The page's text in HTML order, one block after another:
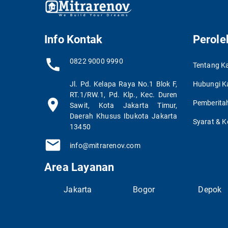
Info Kontak
0822 9000 9990
Jl. Pd. Kelapa Raya No.1 Blok F,
RT.1/RW.1, Pd. Klp., Kec. Duren
Sawit, Kota Jakarta Timur,
Daerah Khusus Ibukota Jakarta
13450
info@mitrarenov.com
Tentang
Hubungi
Syarat &
Area Layanan
Jakarta Bogor Depok